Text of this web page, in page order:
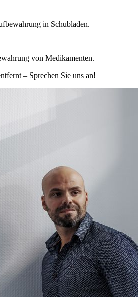
in Schubladen.
von Medikamenten.
– Sprechen Sie uns an!